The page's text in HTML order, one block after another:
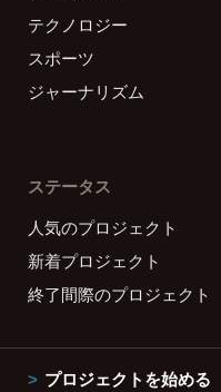
テクノロジー
スポーツ
ジャーナリズム
ステータス
人気のプロジェクト
新着プロジェクト
終了間際のプロジェクト
プロジェクトを始める